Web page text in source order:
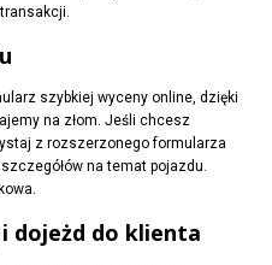
szybkiej wyceny online, dzięki
na złom. Jeśli chcesz
z rozszerzonego formularza
na temat pojazdu.
dojeżd do klienta